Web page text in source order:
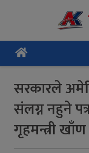
सरकारले
संलग्न नहुने
गृहमन्त्री खाँण